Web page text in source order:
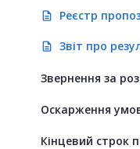
description Реєстр
description Звіт про
Звернення за
Оскарження умов
Кінцевий строк